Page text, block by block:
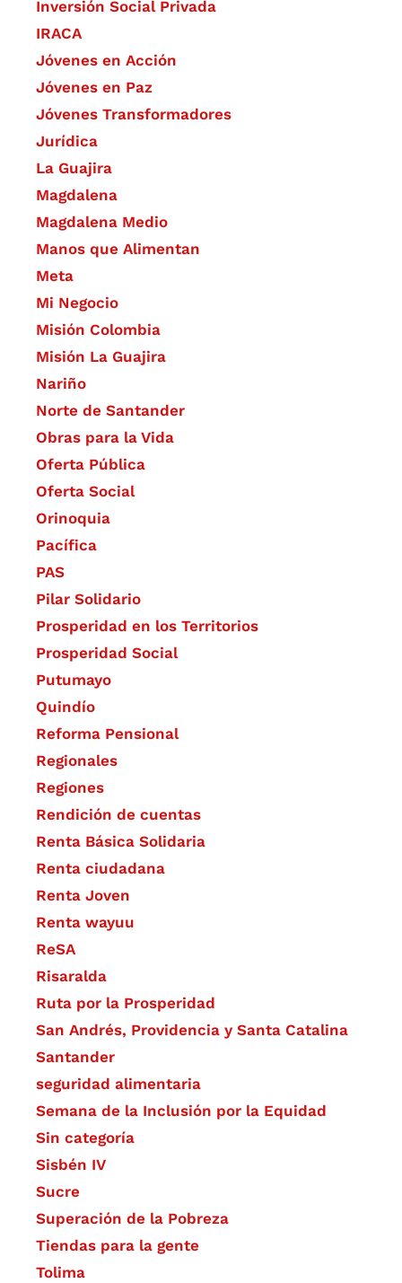
Inversión Social Privada
IRACA
Jóvenes en Acción
Jóvenes en Paz
Jóvenes Transformadores
Jurídica
La Guajira
Magdalena
Magdalena Medio
Manos que Alimentan
Meta
Mi Negocio
Misión Colombia
Misión La Guajira
Nariño
Norte de Santander
Obras para la Vida
Oferta Pública
Oferta Social​​
Orinoquia
Pacífica
PAS
Pilar Solidario
Prosperidad en los Territorios
Prosperidad Social
Putumayo
Quindío
Reforma Pensional
Regionales
Regiones
Rendición de cuentas
Renta Básica Solidaria
Renta ciudadana
Renta Joven
Renta wayuu
ReSA
Risaralda
Ruta por la Prosperidad
San Andrés, Providencia y Santa Catalina
Santander
seguridad alimentaria
Semana de la Inclusión por la Equidad
Sin categoría
Sisbén IV
Sucre
Superación de la Pobreza
Tiendas para la gente
Tolima